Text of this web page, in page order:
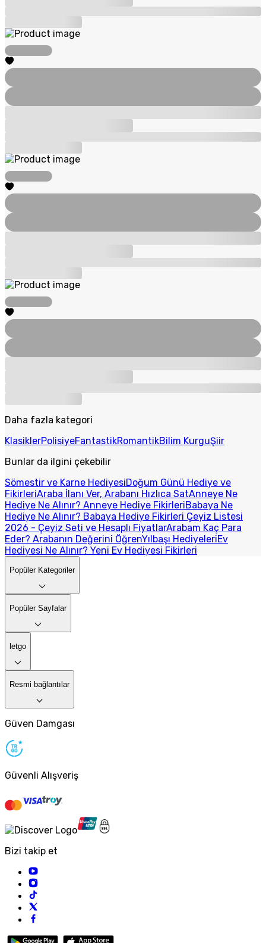
Daha fazla kategori
KlasiklerPolisiyeFantastikRomantikBilim KurguŞiir
Bunlar da ilgini çekebilir
Sömestir ve Karne HediyesiDoğum Günü Hediye ve
FikirleriAraba İlanı Ver, Arabanı Hızlıca SatAnneye Ne
Hediye Ne Alınır? Anneye Hediye FikirleriBabaya Ne
Hediye Ne Alınır? Babaya Hediye Fikirleri Çeyiz Listesi
2026 - Çeyiz Seti ve Hesaplı FiyatlarArabam Kaç Para
Eder? Arabanın Değerini ÖğrenYılbaşı HediyeleriEv
Hediyesi Ne Alınır? Yeni Ev Hediyesi Fikirleri
Popüler Kategoriler
Popüler Sayfalar
letgo
Resmi bağlantılar
Güven Damgası
Güvenli Alışveriş
Bizi takip et